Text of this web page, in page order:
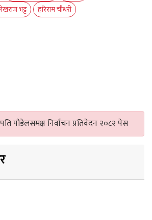
भट्ट हरिराम चौधरी
पौडेलसमक्ष निर्वाचन प्रतिवेदन २०८२ पेस